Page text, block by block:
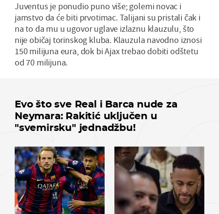
Juventus je ponudio puno više; golemi novac i
jamstvo da će biti prvotimac. Talijani su pristali čak i
na to da mu u ugovor uglave izlaznu klauzulu, što
nije običaj torinskog kluba. Klauzula navodno iznosi
150 milijuna eura, dok bi Ajax trebao dobiti odštetu
od 70 milijuna.
Evo što sve Real i Barca nude za
Neymara: Rakitić uključen u
"svemirsku" jednadžbu!